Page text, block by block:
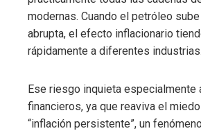
modernas. Cuando el petróleo
abrupta, el efecto inflacionario
rápidamente a diferentes industrias.
Ese riesgo inquieta especialmente
financieros, ya que reaviva el
“inflación persistente”, un